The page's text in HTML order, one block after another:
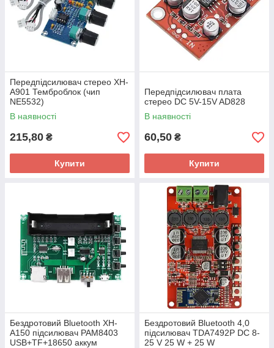
Передпідсилювач стерео XH-
A901 Темброблок (чип
NE5532)
В наявності
215,80 ₴
Купити
Передпідсилювач плата
стерео DC 5V-15V AD828
В наявності
60,50 ₴
Купити
Бездротовий Bluetooth XH-
A150 підсилювач PAM8403
USB+TF+18650 аккум
Бездротовий Bluetooth 4,0
підсилювач TDA7492P DC 8-
25 V 25 W + 25 W